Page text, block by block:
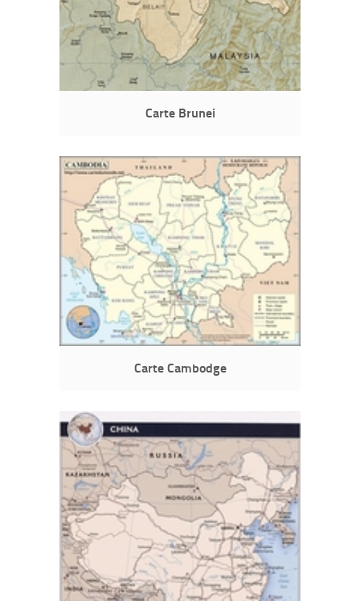
Carte Brunei
Carte Cambodge